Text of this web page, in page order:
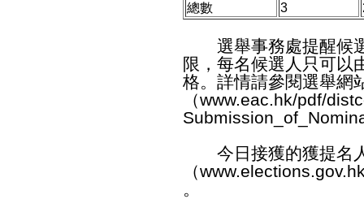
總數
3
選舉事務處提醒候選
限，每名候選人只可以
格。詳情請參閱選舉網
（www.eac.hk/pdf/
今日接獲的獲提名人
（
。